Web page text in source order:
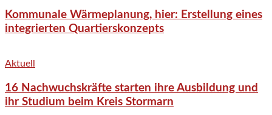
Kommunale Wärmeplanung, hier: Erstellung eines
integrierten Quartierskonzepts
Aktuell
16 Nachwuchskräfte starten ihre Ausbildung und
ihr Studium beim Kreis Stormarn